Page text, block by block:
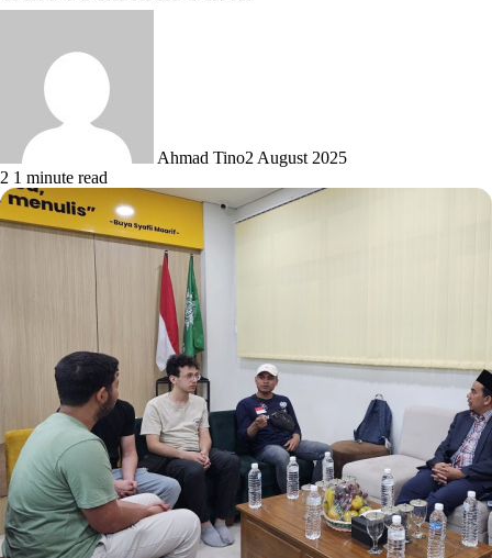
Ahmad Tino2 August 2025
2 1 minute read